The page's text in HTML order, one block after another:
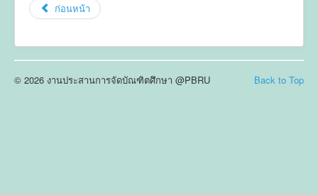
ก่อนหน้า
Back to Top
© 2026 งานประสานการจัดบัณฑิตศึกษา @PBRU